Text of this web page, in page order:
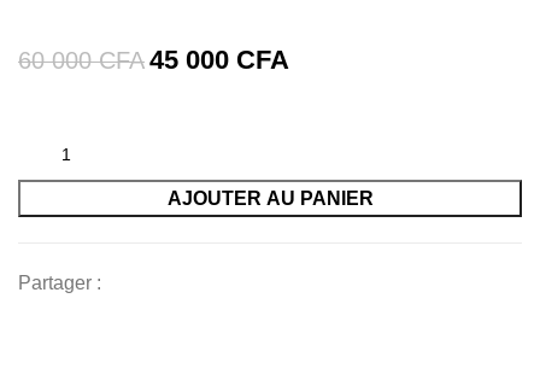
60 000CFA45 000 CFA
AJOUTER AU PANIER
Partager :